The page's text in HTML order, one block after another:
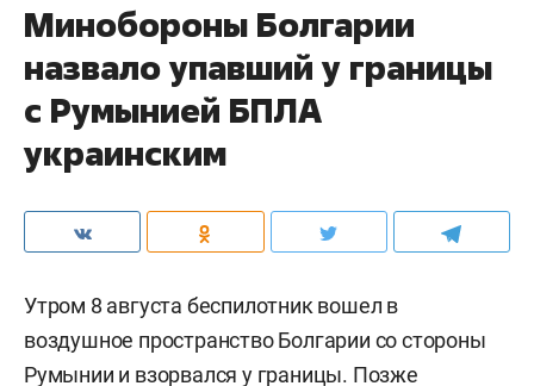
Минобороны Болгарии
назвало упавший у границы
с Румынией БПЛА
украинским
Утром 8 августа беспилотник вошел в
воздушное пространство Болгарии со стороны
Румынии и взорвался у границы. Позже